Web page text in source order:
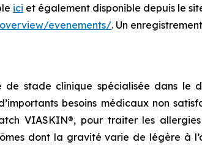
ici et également disponible depuis le
evenements/. Un
de stade clinique spécialisée dans le
besoins médicaux non
VIASKIN®, pour traiter les
dont la gravité varie de légère à